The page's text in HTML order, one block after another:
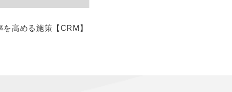
高める施策【CRM】